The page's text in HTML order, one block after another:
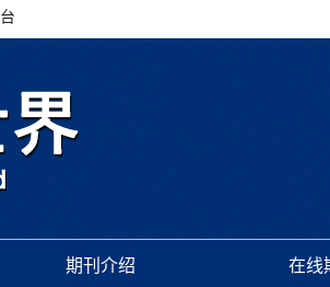
期刊介绍 在线